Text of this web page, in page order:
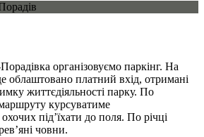
організовуємо паркінг. На
облаштовано платний вхід, отримані
життєдіяльності парку. По
курсуватиме
під’їхати до поля. По річці
човни.